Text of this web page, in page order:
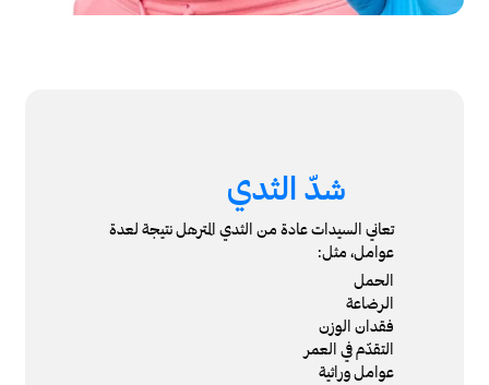
شدّ الثدي
تعاني السيدات عادة من الثدي المترهل نتيجة لعدة
عوامل، مثل:
الحمل
الرضاعة
فقدان الوزن
التقدّم في العمر
عوامل وراثية